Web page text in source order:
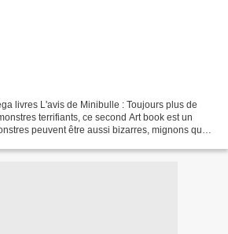
livres L'avis de Minibulle : Toujours plus de
terrifiants, ce second Art book est un
peuvent être aussi bizarres, mignons que